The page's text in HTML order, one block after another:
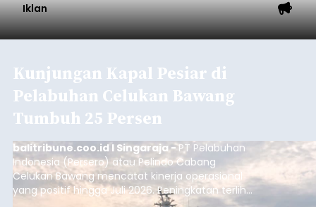
Iklan